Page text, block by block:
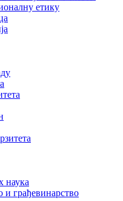
етику
наука
и грађевинарство